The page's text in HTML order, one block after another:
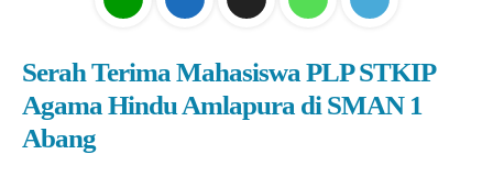
Kurikulum dan Kesiswaan
Lainnnya
Serah Terima Mahasiswa PLP STKIP
Agama Hindu Amlapura di SMAN 1
Abang